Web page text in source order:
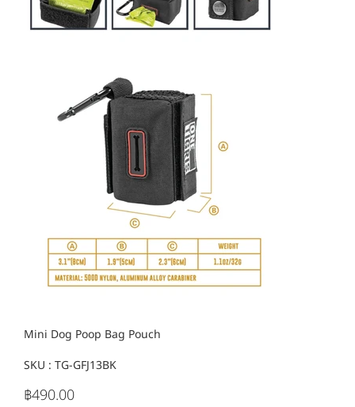
Mini Dog Poop Bag Pouch
SKU : SKU
TG-
TG-GFJ13BK
ราคา
฿490.00